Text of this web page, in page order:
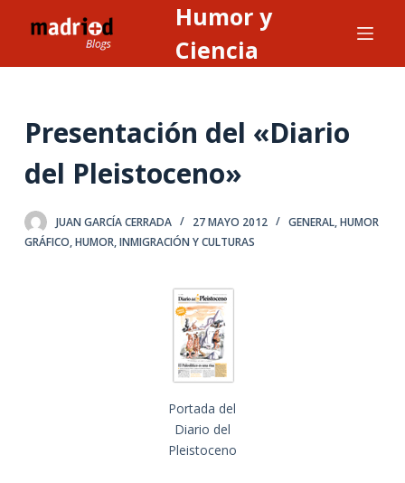
l
o
Humor y
Ciencia
Presentación del «Diario
del Pleistoceno»
JUAN GARCÍA CERRADA 27 MAYO 2012 GENERAL,HUMOR
GRÁFICO,HUMOR, INMIGRACIÓN Y CULTURAS
Portada del
Diario del
Pleistoceno